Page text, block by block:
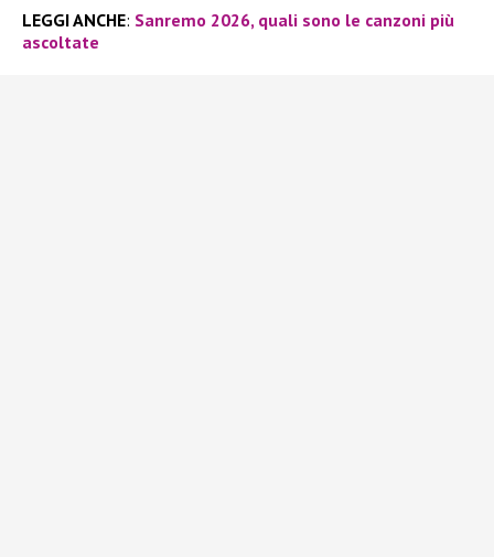
LEGGI ANCHE: Sanremo 2026, quali sono le canzoni più
ascoltate